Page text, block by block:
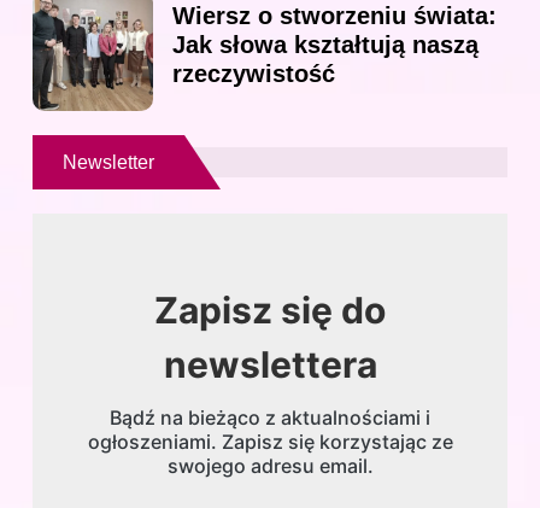
Wiersz o stworzeniu świata:
Jak słowa kształtują naszą
rzeczywistość
Newsletter
Zapisz się do
newslettera
Bądź na bieżąco z aktualnościami i
ogłoszeniami. Zapisz się korzystając ze
swojego adresu email.